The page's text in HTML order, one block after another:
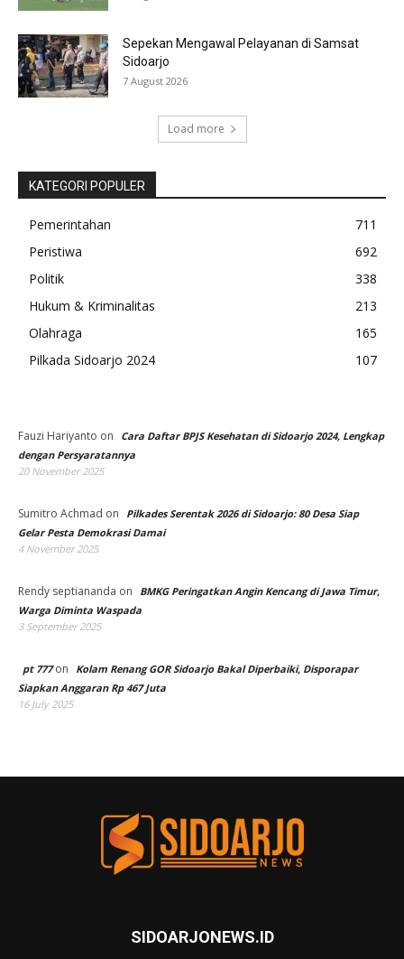
Sepekan Mengawal Pelayanan di Samsat
Sidoarjo
7 August 2026
Load more
KATEGORI POPULER
Pemerintahan
711
Peristiwa
692
Politik
338
Hukum & Kriminalitas
213
Olahraga
165
Pilkada Sidoarjo 2024
107
Fauzi Hariyanto on
Cara Daftar BPJS Kesehatan di Sidoarjo 2024, Lengkap
dengan Persyaratannya
20 November 2025
Sumitro Achmad on
Pilkades Serentak 2026 di Sidoarjo: 80 Desa Siap
Gelar Pesta Demokrasi Damai
4 November 2025
Rendy septiananda on
BMKG Peringatkan Angin Kencang di Jawa Timur,
Warga Diminta Waspada
3 September 2025
pt 777on
Kolam Renang GOR Sidoarjo Bakal Diperbaiki, Disporapar
Siapkan Anggaran Rp 467 Juta
16 July 2025
SIDOARJONEWS.ID